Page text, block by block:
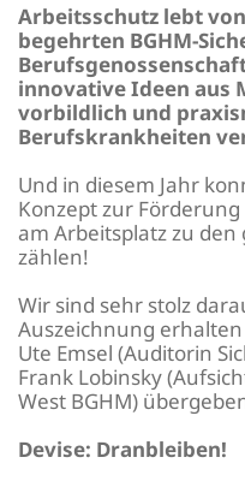
Arbeitsschutz lebt
begehrten BGHM-
innovative Ideen aus
vorbildlich und
Berufskrankheiten
Und in diesem Jahr
Konzept zur
am Arbeitsplatz zu
zählen!
Wir sind sehr stolz
Auszeichnung
Ute Emsel (Auditorin
Frank Lobinsky
West BGHM)
Devise: Dranbleiben!